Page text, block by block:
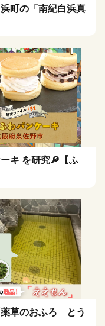
町の「南紀白浜真
キ を研究🔎【ふ
薬草のおふろ とう